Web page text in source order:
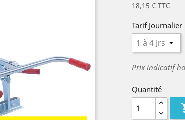
18,15 € TTC
Tarif
Prix indicatif
Quantité